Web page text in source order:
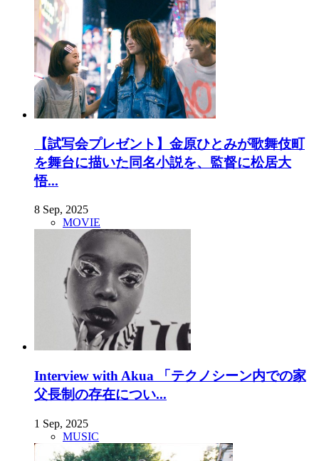
【試写会プレゼント】金原ひとみが歌舞伎町
を舞台に描いた同名小説を、監督に松居大
悟...
8 Sep, 2025
MOVIE
Interview with Akua 「テクノシーン内での家
父長制の存在につい...
1 Sep, 2025
MUSIC